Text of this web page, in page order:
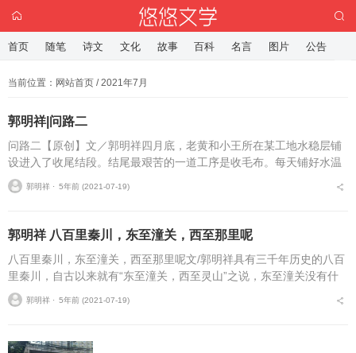
当前位置： 网站首页 / 2021年7月
郭明祥|问路二
问路二【原创】文／郭明祥四月底，老黄和小王所在某工地水稳层铺
设进入了收尾结段。结尾最艰苦的一道工序是收毛布。每天铺好水温
料，在收工之前，心须盖上一层白色的毛布，盖毛布这项工作是铺水
稳层工作的重重之重...
郭明祥 ⋅ 5年前 (2021-07-19)
郭明祥 八百里秦川，东至潼关，西至那里呢
八百里秦川，东至潼关，西至那里呢文/郭明祥具有三千年历史的八百
里秦川，自古以来就有“东至潼关，西至灵山”之说，东至潼关没有什
么悬念，而西至是凤翔区的灵山，还是金合区的林家村。这道关中名
川西端终点存在着...
郭明祥 ⋅ 5年前 (2021-07-19)
首页 随笔 诗文 文化 故事 百科 名言 图片 公告